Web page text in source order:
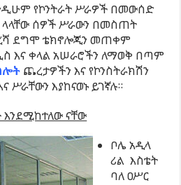
የኮንትራት ሥራዎች በመውሰድ
ሰዎች ሥራውን በመስጠት
ደግሞ ቴክኖሎጂን መጠቀም
እና ቀላል አሠራሮችን ለማወቅ በጣም
ጨረታዎችን እና የኮንስትራክሽን
ሥራቸውን እያከናወኑ ይገኛሉ።
ናቸው
ቦሌ አዲላ
ሪል እስቴት
ባለ ዐሥር